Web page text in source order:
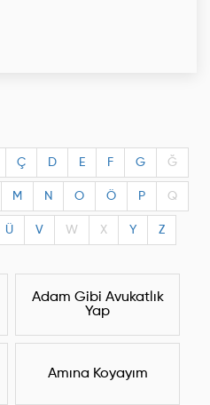
Ç D E F G Ğ
M N O Ö P Q
Ü V W X Y Z
Adam Gibi Avukatlık
Yap
Amına Koyayım